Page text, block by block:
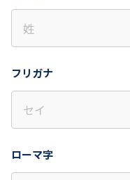
フリガナ
ローマ字